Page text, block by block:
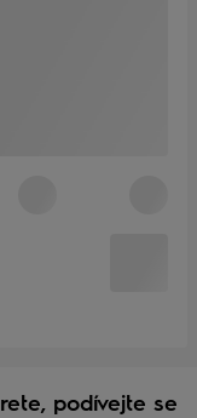
podívejte se